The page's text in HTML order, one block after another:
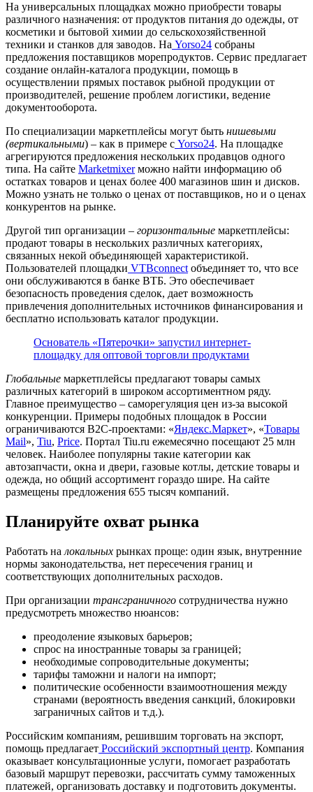
На универсальных площадках можно приобрести товары
различного назначения: от продуктов питания до одежды, от
косметики и бытовой химии до сельскохозяйственной
техники и станков для заводов. На Yorso24 собраны
предложения поставщиков морепродуктов. Сервис предлагает
создание онлайн-каталога продукции, помощь в
осуществлении прямых поставок рыбной продукции от
производителей, решение проблем логистики, ведение
документооборота.
По специализации маркетплейсы могут быть нишевыми
(вертикальными) – как в примере с Yorso24. На площадке
агрегируются предложения нескольких продавцов одного
типа. На сайте Marketmixerможно найти информацию об
остатках товаров и ценах более 400 магазинов шин и дисков.
Можно узнать не только о ценах от поставщиков, но и о ценах
конкурентов на рынке.
Другой тип организации – горизонтальные маркетплейсы:
продают товары в нескольких различных категориях,
связанных некой объединяющей характеристикой.
Пользователей площадки VTBconnect объединяет то, что все
они обслуживаются в банке ВТБ. Это обеспечивает
безопасность проведения сделок, дает возможность
привлечения дополнительных источников финансирования и
бесплатно использовать каталог продукции.
Основатель «Пятерочки» запустил интернет-
площадку для оптовой торговли продуктами
Глобальные маркетплейсы предлагают товары самых
различных категорий в широком ассортиментном ряду.
Главное преимущество – саморегуляция цен из-за высокой
конкуренции. Примеры подобных площадок в России
ограничиваются B2C-проектами: «Яндекс.Маркет», «Товары
Mail», Tiu, Price. Портал Tiu.ru ежемесячно посещают 25 млн
человек. Наиболее популярны такие категории как
автозапчасти, окна и двери, газовые котлы, детские товары и
одежда, но общий ассортимент гораздо шире. На сайте
размещены предложения 655 тысяч компаний.
Планируйте охват рынка
Работать на локальных рынках проще: один язык, внутренние
нормы законодательства, нет пересечения границ и
соответствующих дополнительных расходов.
При организации трансграничного сотрудничества нужно
предусмотреть множество нюансов:
преодоление языковых барьеров;
спрос на иностранные товары за границей;
необходимые сопроводительные документы;
тарифы таможни и налоги на импорт;
политические особенности взаимоотношения между
странами (вероятность введения санкций, блокировки
заграничных сайтов и т.д.).
Российским компаниям, решившим торговать на экспорт,
помощь предлагает Российский экспортный центр. Компания
оказывает консультационные услуги, помогает разработать
базовый маршрут перевозки, рассчитать сумму таможенных
платежей, организовать доставку и подготовить документы.